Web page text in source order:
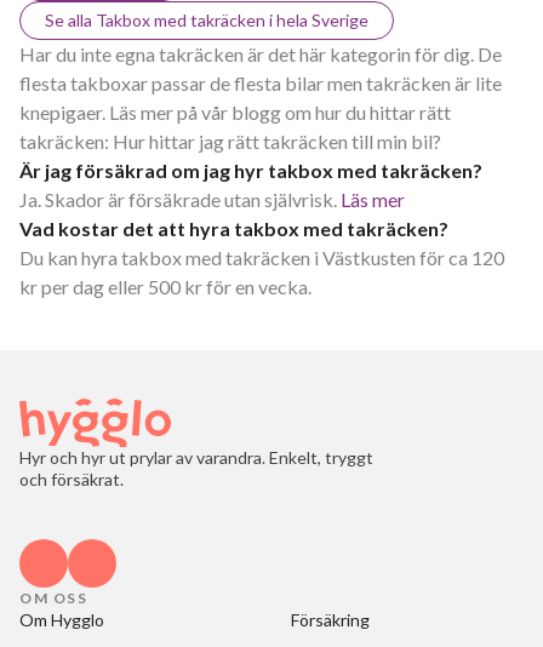
Se alla Takbox med takräcken i hela Sverige
Har du inte egna takräcken är det här kategorin för dig. De
flesta takboxar passar de flesta bilar men takräcken är lite
knepigaer. Läs mer på vår blogg om hur du hittar rätt
takräcken: Hur hittar jag rätt takräcken till min bil?
Är jag försäkrad om jag hyr takbox med takräcken?
Ja. Skador är försäkrade utan självrisk. Läs mer
Vad kostar det att hyra takbox med takräcken?
Du kan hyra takbox med takräcken i Västkusten för ca 120
kr per dag eller 500 kr för en vecka.
Hyr och hyr ut prylar av varandra. Enkelt, tryggt
och försäkrat.
OM OSS
Om Hygglo
Försäkring